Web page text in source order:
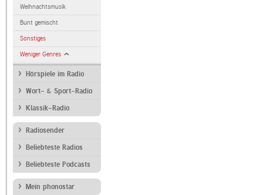
Weihnachtsmusik
Bunt gemischt
Sonstiges
Weniger Genres
Hörspiele im Radio
Wort- & Sport-Radio
Klassik-Radio
Radiosender
Beliebteste Radios
Beliebteste Podcasts
Mein phonostar